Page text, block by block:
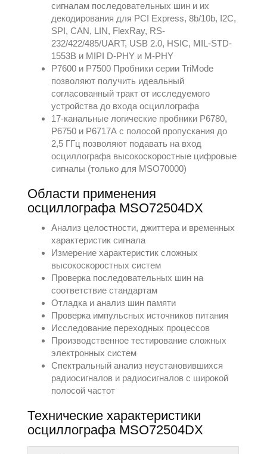
сигналам последовательных шин и их
декодирования для PCI Express, 8b/10b, I2C,
SPI, CAN, LIN, FlexRay, RS-
232/422/485/UART, USB 2.0, HSIC, MIL-STD-
1553B и MIPI D-PHY и M-PHY
P7600 и P7500 Пробники серии TriMode
позволяют получить идеальный
согласованный тракт от исследуемого
устройства до входа осциллографа
17-канальные логические пробники P6780,
P6750 и P6717А с полосой пропускания до
2,5 ГГц позволяют подавать на вход
осциллографа высокоскоростные цифровые
сигналы (только для MSO70000)
Области применения
осциллографа MSO72504DX
Анализ целостности, джиттера и временных
характеристик сигнала
Измерение характеристик сложных
высокоскоростных систем
Проверка последовательных шин на
соответствие стандартам
Отладка и анализ шин памяти
Проверка импульсных источников питания
Исследование переходных процессов
Производственное тестирование сложных
электронных систем
Спектральный анализ неустановившихся
радиосигналов и радиосигналов с широкой
полосой частот
Теxнические xарактеристики
осциллографа MSO72504DX